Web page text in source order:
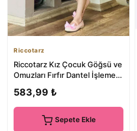
Riccotarz
Riccotarz Kız Çocuk Göğsü ve
Omuzları Fırfır Dantel İşlemeli
583,99 ₺
Sepete Ekle